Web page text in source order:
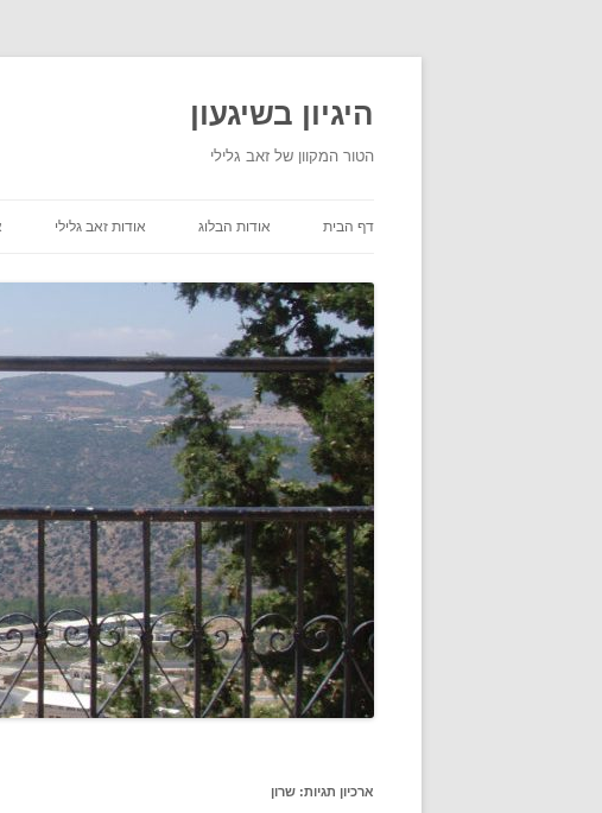
היגיון בשיגעון
הטור המקוון של זאב גלילי
דף הבית אודות הבלוג אודות זאב גלילי
ארכיון תגיות: שרון